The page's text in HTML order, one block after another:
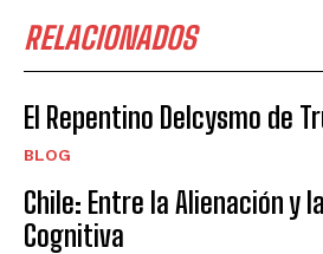
RELACIONADOS
El Repentino Delcysmo de
BLOG
Chile: Entre la Alienación y
Cognitiva